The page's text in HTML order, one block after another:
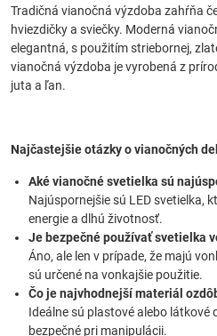
Tradičná vianočná výzdoba zahŕňa
hviezdičky a sviečky. Moderná
elegantná, s použitím striebornej,
vianočná výzdoba je vyrobená z
juta a ľan.
Najčastejšie otázky o vianočných
Aké vianočné svetielka sú
Najúspornejšie sú LED svetielka,
energie a dlhú životnosť.
Je bezpečné používať svetielka
Áno, ale len v prípade, že majú
sú určené na vonkajšie použitie.
Čo je najvhodnejší materiál
Ideálne sú plastové alebo látkové
bezpečné pri manipulácii.